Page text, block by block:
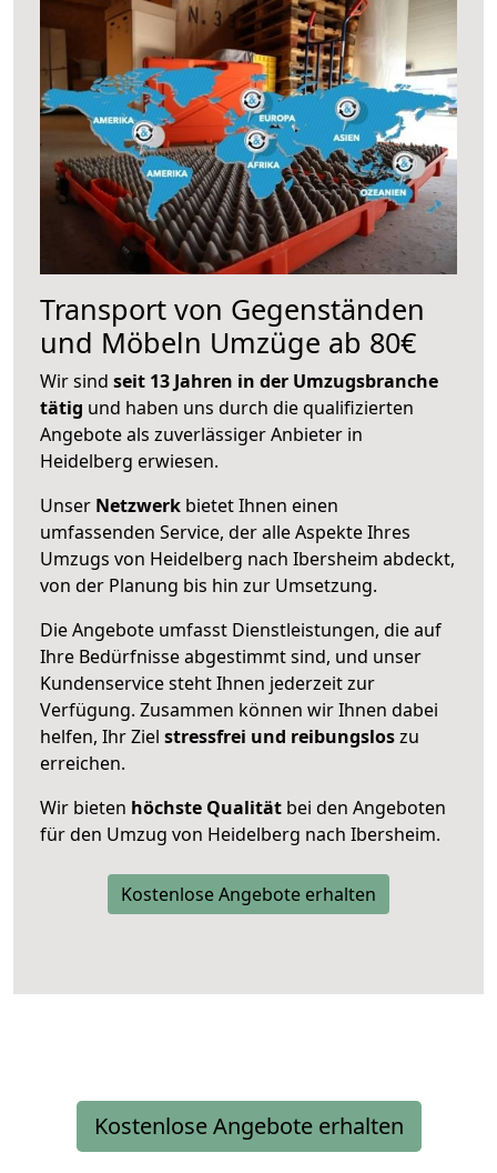
Transport von Gegenständen
und Möbeln Umzüge ab 80€
Wir sind seit 13 Jahren in der Umzugsbranche
tätig und haben uns durch die qualifizierten
Angebote als zuverlässiger Anbieter in
Heidelberg erwiesen.
Unser Netzwerk bietet Ihnen einen
umfassenden Service, der alle Aspekte Ihres
Umzugs von Heidelberg nach Ibersheim abdeckt,
von der Planung bis hin zur Umsetzung.
Die Angebote umfasst Dienstleistungen, die auf
Ihre Bedürfnisse abgestimmt sind, und unser
Kundenservice steht Ihnen jederzeit zur
Verfügung. Zusammen können wir Ihnen dabei
helfen, Ihr Ziel stressfrei und reibungsloszu
erreichen.
Wir bieten höchste Qualität bei den Angeboten
für den Umzug von Heidelberg nach Ibersheim.
Kostenlose Angebote erhalten
Kostenlose Angebote erhalten